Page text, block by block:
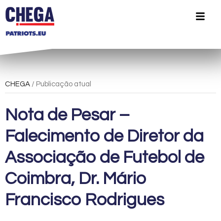
CHEGA / Publicação atual
Nota de Pesar –
Falecimento de Diretor da
Associação de Futebol de
Coimbra, Dr. Mário
Francisco Rodrigues